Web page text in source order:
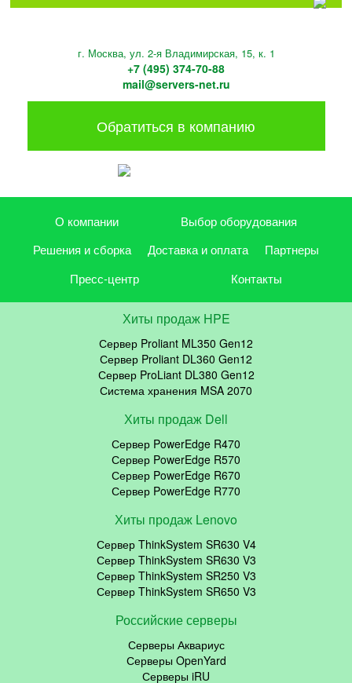
г. Москва, ул. 2-я Владимирская, 15, к. 1
+7 (495) 374-70-88
mail@servers-net.ru
Обратиться в компанию
О компании
Выбор оборудования
Решения и сборка
Доставка и оплата
Партнеры
Пресс-центр
Контакты
Хиты продаж HPE
Сервер Proliant ML350 Gen12
Сервер Proliant DL360 Gen12
Сервер ProLiant DL380 Gen12
Система хранения MSA 2070
Хиты продаж Dell
Сервер PowerEdge R470
Сервер PowerEdge R570
Сервер PowerEdge R670
Сервер PowerEdge R770
Хиты продаж Lenovo
Сервер ThinkSystem SR630 V4
Сервер ThinkSystem SR630 V3
Сервер ThinkSystem SR250 V3
Сервер ThinkSystem SR650 V3
Российские серверы
Серверы Аквариус
Серверы OpenYard
Серверы iRU